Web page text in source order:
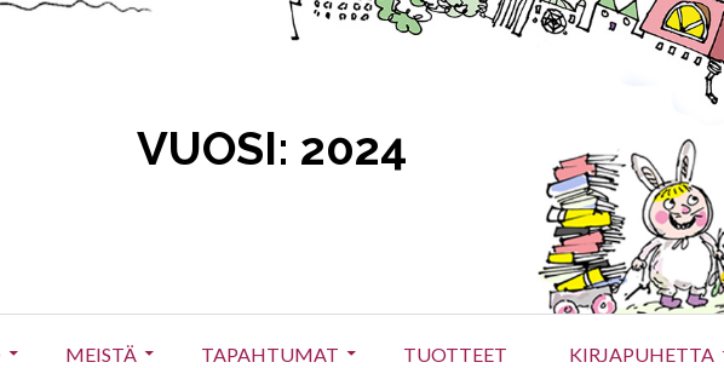
VUOSI: 2024
MEISTÄ TAPAHTUMAT TUOTTEET KIRJAPUHETTA